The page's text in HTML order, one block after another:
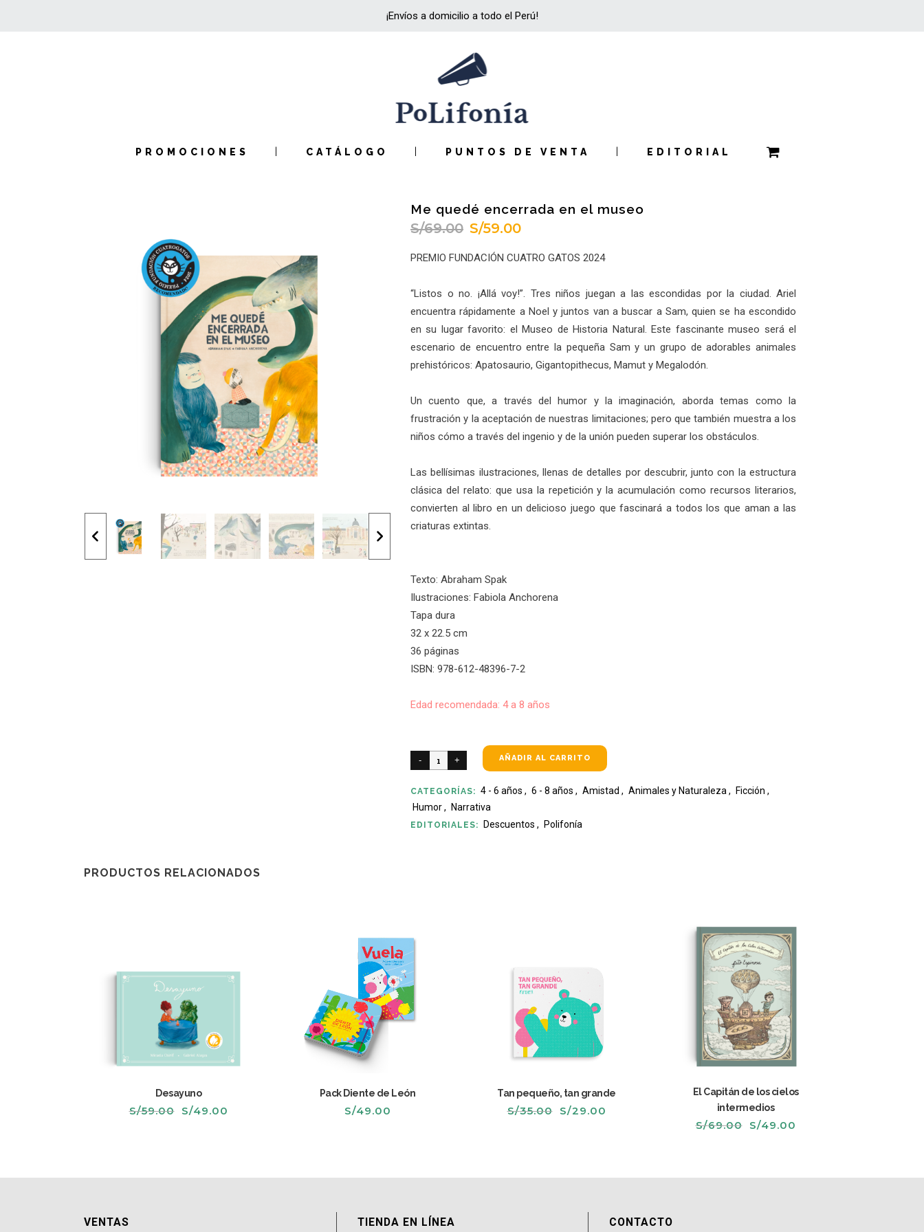
¡Envíos a domicilio a todo el Perú!
PROMOCIONES CATÁLOGO PUNTOS DE VENTA EDITORIAL
Me quedé encerrada en el museo
S/69.00 El
original
S/69.00.
S/59.00El
actual
S/59.00.
PREMIO FUNDACIÓN CUATRO GATOS 2024
“Listos o no. ¡Allá voy!”. Tres niños juegan a las escondidas por la ciudad. Ariel
encuentra rápidamente a Noel y juntos van a buscar a Sam, quien se ha escondido
en su lugar favorito: el Museo de Historia Natural. Este fascinante museo será el
escenario de encuentro entre la pequeña Sam y un grupo de adorables animales
prehistóricos: Apatosaurio, Gigantopithecus, Mamut y Megalodón.
Un cuento que, a través del humor y la imaginación, aborda temas como la
frustración y la aceptación de nuestras limitaciones; pero que también muestra a los
niños cómo a través del ingenio y de la unión pueden superar los obstáculos.
Las bellísimas ilustraciones, llenas de detalles por descubrir, junto con la estructura
clásica del relato: que usa la repetición y la acumulación como recursos literarios,
convierten al libro en un delicioso juego que fascinará a todos los que aman a las
criaturas extintas.
Texto: Abraham Spak
Ilustraciones: Fabiola Anchorena
Tapa dura
32 x 22.5 cm
36 páginas
ISBN: 978-612-48396-7-2
Edad recomendada: 4 a 8 años
AÑADIR AL CARRITO
CATEGORÍAS: 4 - 6 años , 6 - 8 años , Amistad , Animales y Naturaleza , Ficción ,
Humor, Narrativa
EDITORIALES: Descuentos , Polifonía
PRODUCTOS RELACIONADOS
Desayuno
S/59.00 El
S/49.00
Pack Diente de León
S/49.00
Tan pequeño, tan grande
S/35.00 El
S/29.00
El Capitán de los cielos
intermedios
S/69.00 El
S/49.00
VENTAS TIENDA EN LÍNEA CONTACTO